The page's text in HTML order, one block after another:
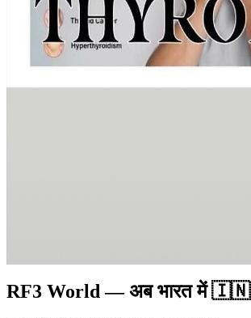
RF3 World — अब भारत में 🇮🇳